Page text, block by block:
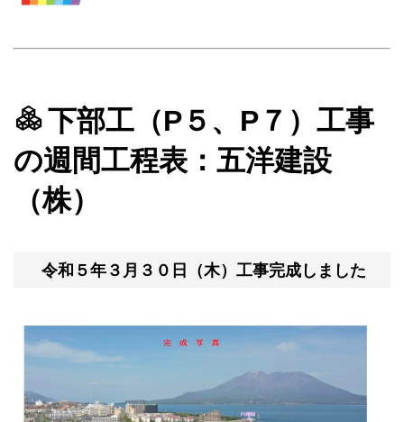
下部工（P５、P７）工事
の週間工程表：五洋建設
（株）
令和５年３月３０日（木）工事完成しました